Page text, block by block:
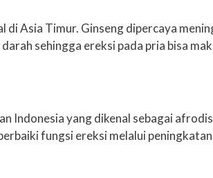
di Asia Timur. Ginseng dipercaya
sehingga ereksi pada pria bisa
Indonesia yang dikenal sebagai
fungsi ereksi melalui